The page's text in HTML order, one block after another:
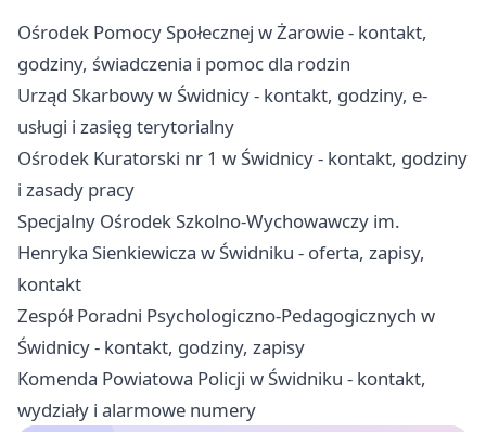
Ośrodek Pomocy Społecznej w Żarowie - kontakt,
godziny, świadczenia i pomoc dla rodzin
Urząd Skarbowy w Świdnicy - kontakt, godziny, e-
usługi i zasięg terytorialny
Ośrodek Kuratorski nr 1 w Świdnicy - kontakt, godziny
i zasady pracy
Specjalny Ośrodek Szkolno-Wychowawczy im.
Henryka Sienkiewicza w Świdniku - oferta, zapisy,
kontakt
Zespół Poradni Psychologiczno-Pedagogicznych w
Świdnicy - kontakt, godziny, zapisy
Komenda Powiatowa Policji w Świdniku - kontakt,
wydziały i alarmowe numery